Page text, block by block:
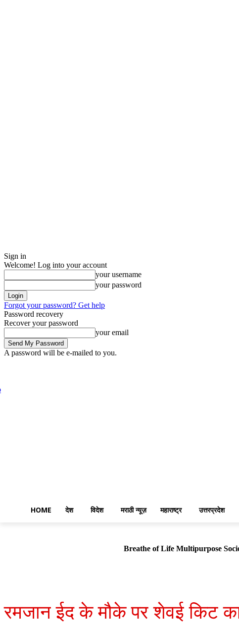
Sign in
Welcome! Log into your account
your username
your password
Forgot your password? Get help
Password recovery
Recover your password
your email
A password will be e-mailed to you.
HOME देश विदेश मराठी न्यूज़ महाराष्ट्र उत्तरप्रदेश
Breathe of Life Multipurpose
रमजान ईद के मौके पर शेवई किट